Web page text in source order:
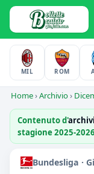
MIL ROM
Home›Archivio›
Contenuto d'
stagione 2025-2026
Bundesliga ·